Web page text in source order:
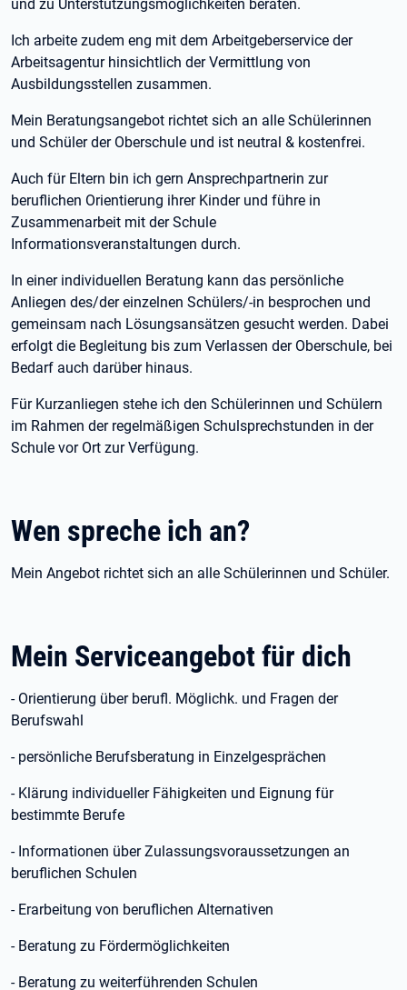
und zu Unterstützungsmöglichkeiten beraten.
Ich arbeite zudem eng mit dem Arbeitgeberservice der
Arbeitsagentur hinsichtlich der Vermittlung von
Ausbildungsstellen zusammen.
Mein Beratungsangebot richtet sich an alle Schülerinnen
und Schüler der Oberschule und ist neutral & kostenfrei.
Auch für Eltern bin ich gern Ansprechpartnerin zur
beruflichen Orientierung ihrer Kinder und führe in
Zusammenarbeit mit der Schule
Informationsveranstaltungen durch.
In einer individuellen Beratung kann das persönliche
Anliegen des/der einzelnen Schülers/-in besprochen und
gemeinsam nach Lösungsansätzen gesucht werden. Dabei
erfolgt die Begleitung bis zum Verlassen der Oberschule, bei
Bedarf auch darüber hinaus.
Für Kurzanliegen stehe ich den Schülerinnen und Schülern
im Rahmen der regelmäßigen Schulsprechstunden in der
Schule vor Ort zur Verfügung.
Wen spreche ich an?
Mein Angebot richtet sich an alle Schülerinnen und Schüler.
Mein Serviceangebot für dich
- Orientierung über berufl. Möglichk. und Fragen der
Berufswahl
- persönliche Berufsberatung in Einzelgesprächen
- Klärung individueller Fähigkeiten und Eignung für
bestimmte Berufe
- Informationen über Zulassungsvoraussetzungen an
beruflichen Schulen
- Erarbeitung von beruflichen Alternativen
- Beratung zu Fördermöglichkeiten
- Beratung zu weiterführenden Schulen